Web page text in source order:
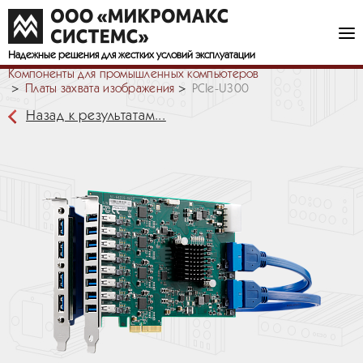
Надежные решения для жестких условий эксплуатации
Компоненты для промышленных компьютеров
Платы захвата изображения
PCIe-U300
Назад к результатам...